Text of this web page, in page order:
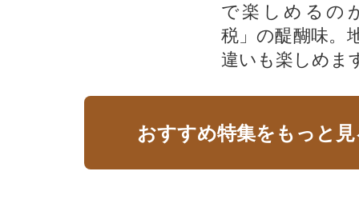
で楽しめるの
税」の醍醐味。
違いも楽しめま
おすすめ特集をもっと